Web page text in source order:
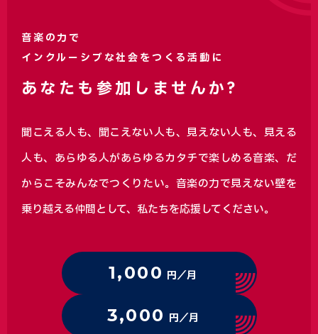
音楽の力で
インクルーシブな社会をつくる活動に
あなたも参加しませんか?
聞こえる人も、聞こえない人も、見えない人も、見える
人も、あらゆる人があらゆるカタチで楽しめる音楽、 だ
からこそみんなでつくりたい。音楽の力で見えない壁を
乗り越える仲間として、私たちを応援してください。
1,000 円／月
3,000 円／月